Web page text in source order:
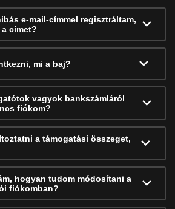
e-mail-címmel regisztráltam,
címet?
mi a baj?
vagyok bankszámláról
fiókom?
a támogatási összeget,
hogyan tudom módosítani a
fiókomban?